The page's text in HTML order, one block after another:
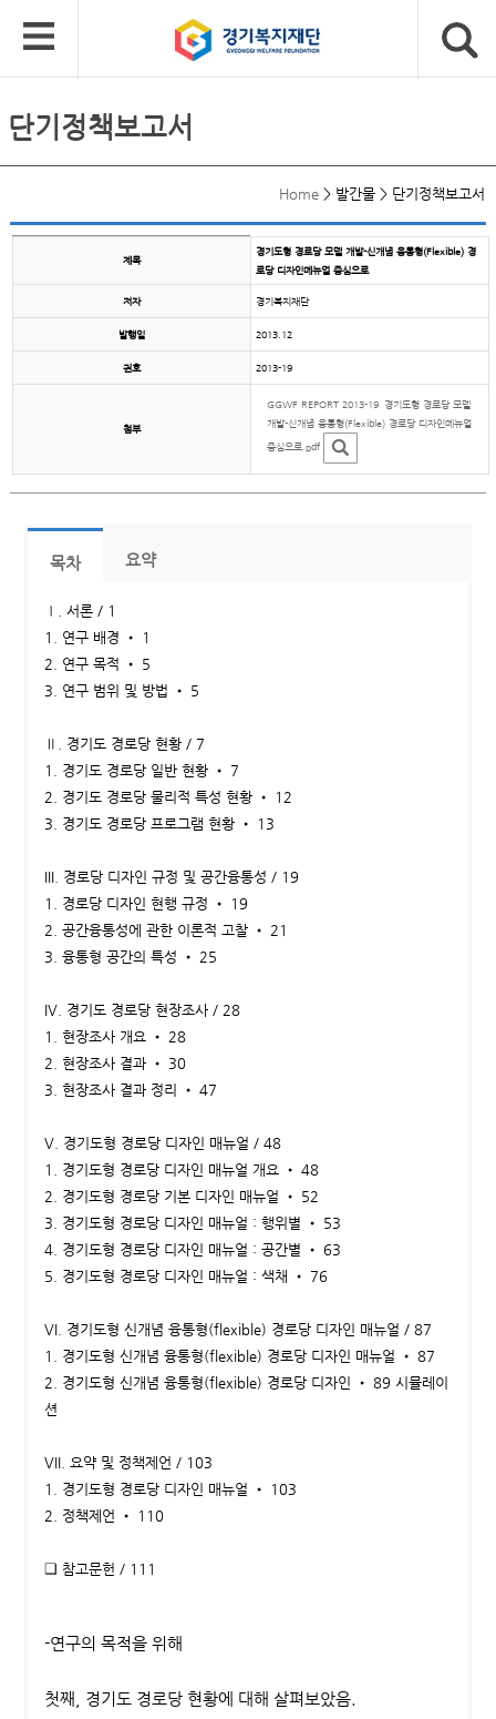
단기정책보고서
Home > 발간물 > 단기정책보고서
제목
경기도형 경로당 모델 개발-신개념 융통형(Flexible) 경
로당 디자인메뉴얼 중심으로
저자 경기복지재단
발행일 2013.12
권호 2013-19
첨부
GGWF REPORT 2013-19_경기도형 경로당 모델
개발-신개념 융통형(Flexible) 경로당 디자인메뉴얼
중심으로.pdf
목차
Ⅰ. 서론 / 1
1. 연구 배경 • 1
2. 연구 목적 • 5
3. 연구 범위 및 방법 • 5
Ⅱ. 경기도 경로당 현황 / 7
1. 경기도 경로당 일반 현황 • 7
2. 경기도 경로당 물리적 특성 현황 • 12
3. 경기도 경로당 프로그램 현황 • 13
III. 경로당 디자인 규정 및 공간융통성 / 19
1. 경로당 디자인 현행 규정 • 19
2. 공간융통성에 관한 이론적 고찰 • 21
3. 융통형 공간의 특성 • 25
IV. 경기도 경로당 현장조사 / 28
1. 현장조사 개요 • 28
2. 현장조사 결과 • 30
3. 현장조사 결과 정리 • 47
V. 경기도형 경로당 디자인 매뉴얼 / 48
1. 경기도형 경로당 디자인 매뉴얼 개요 • 48
2. 경기도형 경로당 기본 디자인 매뉴얼 • 52
3. 경기도형 경로당 디자인 매뉴얼 : 행위별 • 53
4. 경기도형 경로당 디자인 매뉴얼 : 공간별 • 63
5. 경기도형 경로당 디자인 매뉴얼 : 색채 • 76
VI. 경기도형 신개념 융통형(flexible) 경로당 디자인 매뉴얼 / 87
1. 경기도형 신개념 융통형(flexible) 경로당 디자인 매뉴얼 • 87
2. 경기도형 신개념 융통형(flexible) 경로당 디자인 • 89 시뮬레이
션
VII. 요약 및 정책제언 / 103
1. 경기도형 경로당 디자인 매뉴얼 • 103
2. 정책제언 • 110
❏ 참고문헌 / 111
요약
-연구의 목적을 위해
첫째, 경기도 경로당 현황에 대해 살펴보았음.